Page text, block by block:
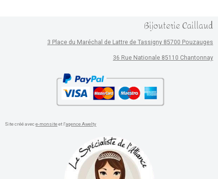
Bijouterie Caillaud
3 Place du Maréchal de Lattre de Tassigny 85700 Pouzauges
36 Rue Nationale 85110 Chantonnay
Site créé avece-monsiteet l'agence Awelty